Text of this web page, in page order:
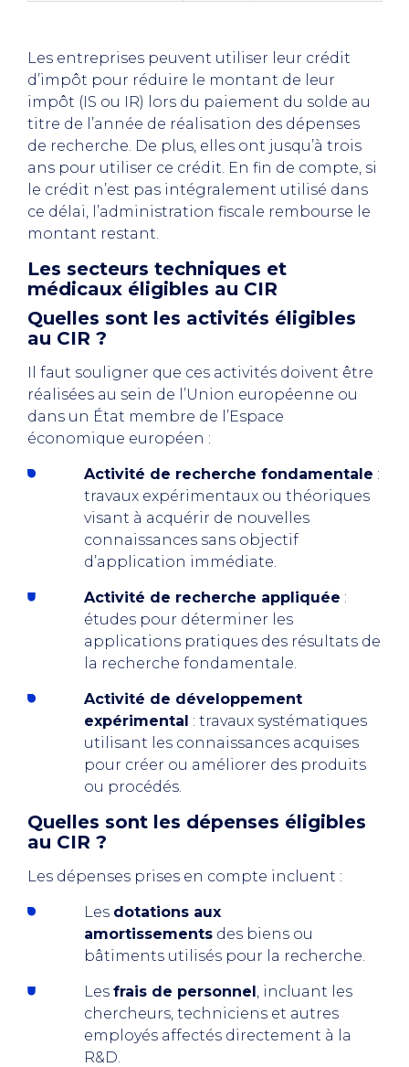
Les entreprises peuvent utiliser leur crédit
d’impôt pour réduire le montant de leur
impôt (IS ou IR) lors du paiement du solde au
titre de l’année de réalisation des dépenses
de recherche. De plus, elles ont jusqu’à trois
ans pour utiliser ce crédit. En fin de compte, si
le crédit n’est pas intégralement utilisé dans
ce délai, l’administration fiscale rembourse le
montant restant.
Les secteurs techniques et
médicaux éligibles au CIR
Quelles sont les activités éligibles
au CIR ?
Il faut souligner que ces activités doivent être
réalisées au sein de l’Union européenne ou
dans un État membre de l’Espace
économique européen :
Activité de recherche fondamentale :
travaux expérimentaux ou théoriques
visant à acquérir de nouvelles
connaissances sans objectif
d’application immédiate.
Activité de recherche appliquée :
études pour déterminer les
applications pratiques des résultats de
la recherche fondamentale.
Activité de développement
expérimental : travaux systématiques
utilisant les connaissances acquises
pour créer ou améliorer des produits
ou procédés.
Quelles sont les dépenses éligibles
au CIR ?
Les dépenses prises en compte incluent :
Les dotations aux
amortissements des biens ou
bâtiments utilisés pour la recherche.
Les frais de personnel, incluant les
chercheurs, techniciens et autres
employés affectés directement à la
R&D.